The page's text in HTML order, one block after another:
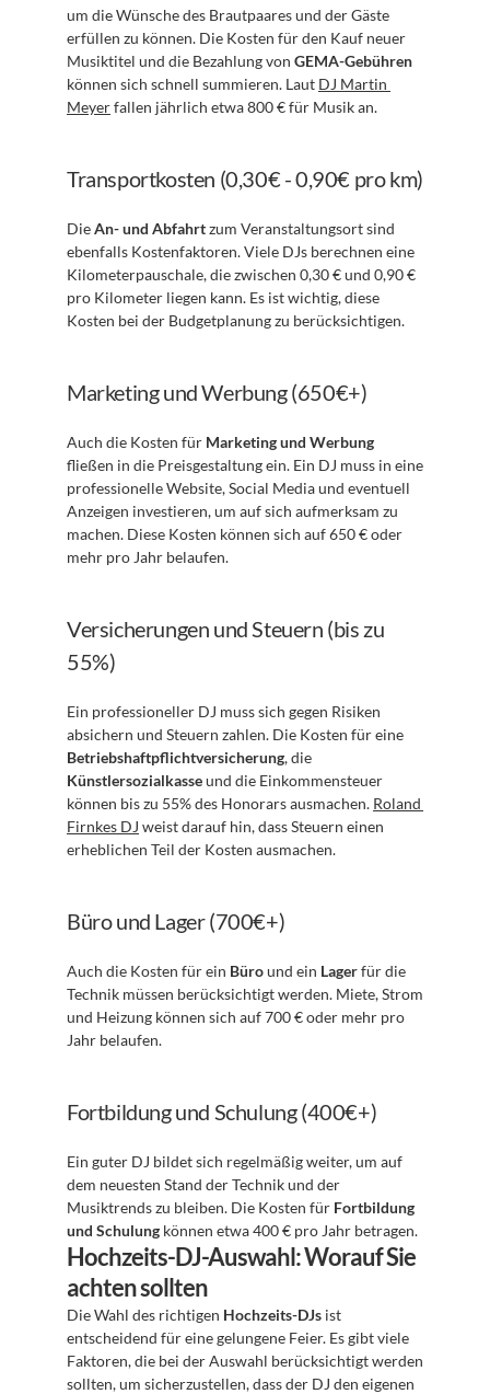
um die Wünsche des Brautpaares und der Gäste
erfüllen zu können. Die Kosten für den Kauf neuer
Musiktitel und die Bezahlung von GEMA-Gebühren
können sich schnell summieren. Laut DJ Martin
Meyer fallen jährlich etwa 800 € für Musik an.
Transportkosten (0,30€ - 0,90€ pro km)
Die An- und Abfahrt zum Veranstaltungsort sind
ebenfalls Kostenfaktoren. Viele DJs berechnen eine
Kilometerpauschale, die zwischen 0,30 € und 0,90 €
pro Kilometer liegen kann. Es ist wichtig, diese
Kosten bei der Budgetplanung zu berücksichtigen.
Marketing und Werbung (650€+)
Auch die Kosten für Marketing und Werbung
fließen in die Preisgestaltung ein. Ein DJ muss in eine
professionelle Website, Social Media und eventuell
Anzeigen investieren, um auf sich aufmerksam zu
machen. Diese Kosten können sich auf 650 € oder
mehr pro Jahr belaufen.
Versicherungen und Steuern (bis zu
55%)
Ein professioneller DJ muss sich gegen Risiken
Betriebshaftpflichtversicherung
Künstlersozialkasse und die Einkommensteuer
können bis zu 55% des Honorars ausmachen. Roland
Firnkes DJ weist darauf hin, dass Steuern einen
erheblichen Teil der Kosten ausmachen.
Büro und Lager (700€+)
Auch die Kosten für ein Büro und ein Lager für die
Technik müssen berücksichtigt werden. Miete, Strom
und Heizung können sich auf 700 € oder mehr pro
Jahr belaufen.
Fortbildung und Schulung (400€+)
Ein guter DJ bildet sich regelmäßig weiter, um auf
dem neuesten Stand der Technik und der
Musiktrends zu bleiben. Die Kosten für Fortbildung
und Schulung können etwa 400 € pro Jahr betragen.
Hochzeits-DJ-Auswahl: Worauf Sie
achten sollten
Die Wahl des richtigen Hochzeits-DJs ist
entscheidend für eine gelungene Feier. Es gibt viele
Faktoren, die bei der Auswahl berücksichtigt werden
sollten, um sicherzustellen, dass der DJ den eigenen